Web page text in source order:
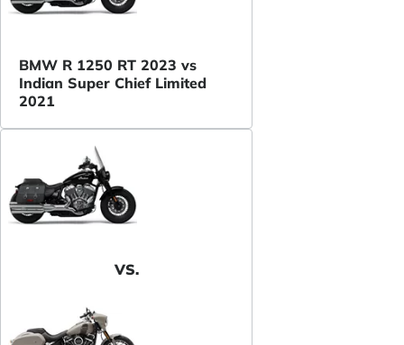
BMW R 1250 RT 2023 vs
Indian Super Chief Limited
2021
VS.